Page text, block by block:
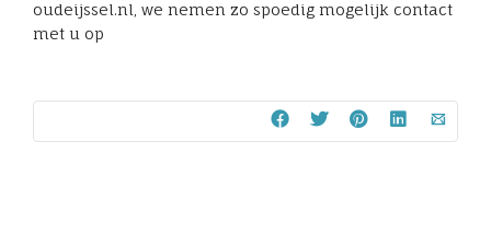
oudeijssel.nl, we nemen zo spoedig mogelijk contact
met u op